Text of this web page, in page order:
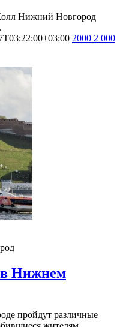
Нижний Новгород
2000 2 000
в Нижнем
пройдут различные